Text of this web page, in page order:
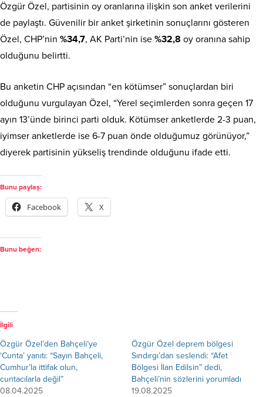
Özgür Özel, partisinin oy oranlarına ilişkin son anket verilerini
de paylaştı. Güvenilir bir anket şirketinin sonuçlarını gösteren
Özel, CHP’nin %34,7, AK Parti’nin ise %32,8 oy oranına sahip
olduğunu belirtti.
Bu anketin CHP açısından “en kötümser” sonuçlardan biri
olduğunu vurgulayan Özel, “Yerel seçimlerden sonra geçen 17
ayın 13’ünde birinci parti olduk. Kötümser anketlerde 2-3 puan,
iyimser anketlerde ise 6-7 puan önde olduğumuz görünüyor,”
diyerek partisinin yükseliş trendinde olduğunu ifade etti.
Bunu paylaş:
Facebook X
Bunu beğen:
İlgili
Özgür Özel’den Bahçeli’ye
‘Cunta’ yanıtı: “Sayın Bahçeli,
Cumhur’la ittifak olun,
cuntacılarla değil”
08.04.2025
Özgür Özel deprem bölgesi
Sındırgı’dan seslendi: “Afet
Bölgesi İlan Edilsin” dedi,
Bahçeli’nin sözlerini yorumladı
19.08.2025